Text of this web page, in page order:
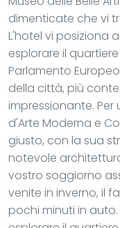
dimenticate che vi
L'hotel vi posiziona
esplorare il
Parlamento
della città, più
impressionante. Per
d'Arte Moderna e
giusto, con la sua
notevole
vostro soggiorno
venite in inverno, il
pochi minuti in